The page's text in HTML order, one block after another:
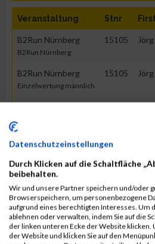
Veranstaltung Stnr
B2Run Nürnberg
B2Run Nürnberg
15105 Jörg
B2Run Nürnberg
Einzelwertung männlich
15105 Jörg
B2Run Nürnberg
2015
Veranstaltung Stnr
B2Run Nürnberg 11984 Jörg
Datenschutzeinstellungen
Durch Klicken auf die Schaltfläche
beibehalten.
Wir und unsere Partner speichern und/oder
Browserspeichern, um personenbezogene
aufgrund eines berechtigten Interesses. Um
ablehnen oder verwalten, indem Sie auf die
der linken unteren Ecke der Website klicken.
der Website und klicken Sie auf den